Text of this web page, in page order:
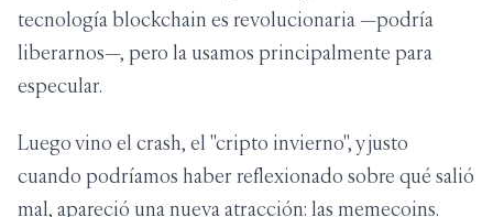
tecnología blockchain es revolucionaria —podría
liberarnos—, pero la usamos principalmente para
especular.
Luego vino el crash, el "cripto invierno", y justo
cuando podríamos haber reflexionado sobre qué salió
mal, apareció una nueva atracción: las memecoins.